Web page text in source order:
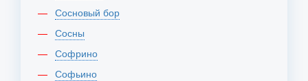
Сосновый бор
Сосны
Софрино
Софьино